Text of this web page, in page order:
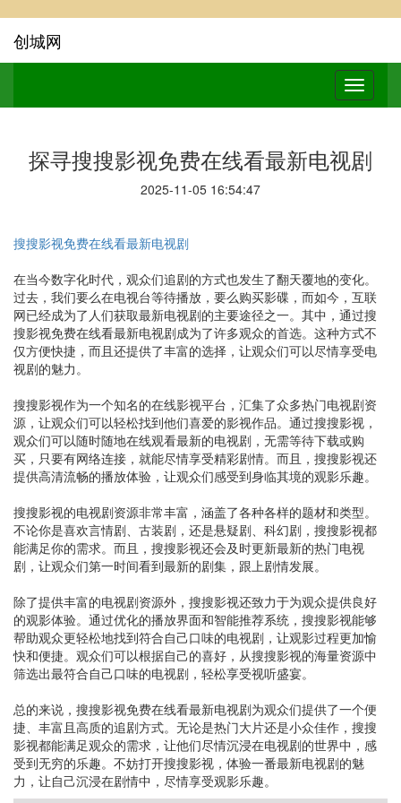
创城网
探寻搜搜影视免费在线看最新电视剧
2025-11-05 16:54:47
搜搜影视免费在线看最新电视剧
在当今数字化时代，观众们追剧的方式也发生了翻天覆地的变化。
过去，我们要么在电视台等待播放，要么购买影碟，而如今，互联
网已经成为了人们获取最新电视剧的主要途径之一。其中，通过搜
搜影视免费在线看最新电视剧成为了许多观众的首选。这种方式不
仅方便快捷，而且还提供了丰富的选择，让观众们可以尽情享受电
视剧的魅力。
搜搜影视作为一个知名的在线影视平台，汇集了众多热门电视剧资
源，让观众们可以轻松找到他们喜爱的影视作品。通过搜搜影视，
观众们可以随时随地在线观看最新的电视剧，无需等待下载或购
买，只要有网络连接，就能尽情享受精彩剧情。而且，搜搜影视还
提供高清流畅的播放体验，让观众们感受到身临其境的观影乐趣。
搜搜影视的电视剧资源非常丰富，涵盖了各种各样的题材和类型。
不论你是喜欢言情剧、古装剧，还是悬疑剧、科幻剧，搜搜影视都
能满足你的需求。而且，搜搜影视还会及时更新最新的热门电视
剧，让观众们第一时间看到最新的剧集，跟上剧情发展。
除了提供丰富的电视剧资源外，搜搜影视还致力于为观众提供良好
的观影体验。通过优化的播放界面和智能推荐系统，搜搜影视能够
帮助观众更轻松地找到符合自己口味的电视剧，让观影过程更加愉
快和便捷。观众们可以根据自己的喜好，从搜搜影视的海量资源中
筛选出最符合自己口味的电视剧，轻松享受视听盛宴。
总的来说，搜搜影视免费在线看最新电视剧为观众们提供了一个便
捷、丰富且高质的追剧方式。无论是热门大片还是小众佳作，搜搜
影视都能满足观众的需求，让他们尽情沉浸在电视剧的世界中，感
受到无穷的乐趣。不妨打开搜搜影视，体验一番最新电视剧的魅
力，让自己沉浸在剧情中，尽情享受观影乐趣。